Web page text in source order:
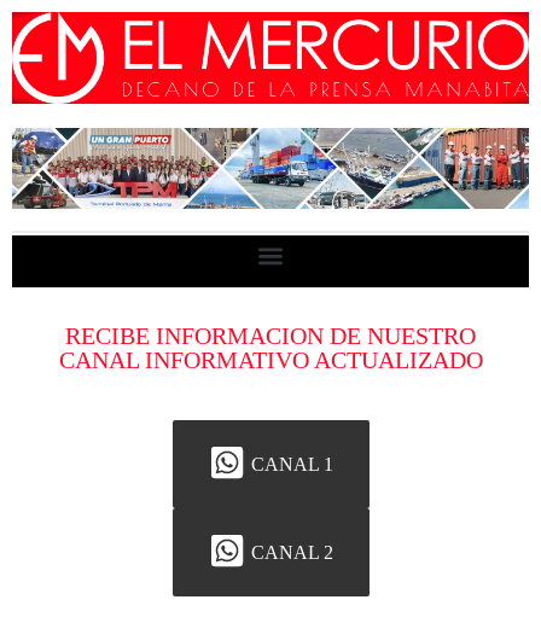
RECIBE INFORMACION DE NUESTRO
CANAL INFORMATIVO ACTUALIZADO
CANAL 1
CANAL 2